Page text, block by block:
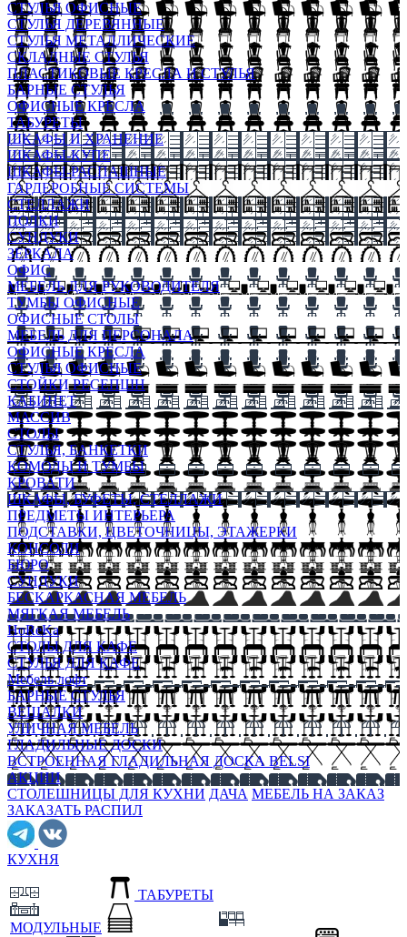
СТУЛЬЯ ОФИСНЫЕ
СТУЛЬЯ ДЕРЕВЯННЫЕ
СТУЛЬЯ МЕТАЛЛИЧЕСКИЕ
СКЛАДНЫЕ СТУЛЬЯ
ПЛАСТИКОВЫЕ КРЕСЛА И СТУЛЬЯ
БАРНЫЕ СТУЛЬЯ
ОФИСНЫЕ КРЕСЛА
ТАБУРЕТЫ
ШКАФЫ И ХРАНЕНИЕ
ШКАФЫ-КУПЕ
ШКАФЫ-РАСПАШНЫЕ
ГАРДЕРОБНЫЕ СИСТЕМЫ
СТЕЛЛАЖИ
ПОЛКИ
СУНДУКИ
ЗЕРКАЛА
ОФИС
МЕБЕЛЬ ДЛЯ РУКОВОДИТЕЛЯ
ТУМБЫ ОФИСНЫЕ
ОФИСНЫЕ СТОЛЫ
МЕБЕЛЬ ДЛЯ ПЕРСОНАЛА
ОФИСНЫЕ КРЕСЛА
СТУЛЬЯ ОФИСНЫЕ
СТОЙКИ РЕСЕПШН
КАБИНЕТ
МАССИВ
СТОЛЫ
СТУЛЬЯ, БАНКЕТКИ
КОМОДЫ И ТУМБЫ
КРОВАТИ
ШКАФЫ, БУФЕТЫ, СТЕЛЛАЖИ
ПРЕДМЕТЫ ИНТЕРЬЕРА
ПОДСТАВКИ, ЦВЕТОЧНИЦЫ, ЭТАЖЕРКИ
КОНСОЛИ
БЮРО
СУНДУКИ
БЕСКАРКАСНАЯ МЕБЕЛЬ
МЯГКАЯ МЕБЕЛЬ
HoReKa
СТОЛЫ ДЛЯ КАФЕ
СТУЛЬЯ ДЛЯ КАФЕ
Мебель лофт
БАРНЫЕ СТУЛЬЯ
ВЕШАЛКИ
УЛИЧНАЯ МЕБЕЛЬ
ГЛАДИЛЬНЫЕ ДОСКИ
ВСТРОЕННАЯ ГЛАДИЛЬНАЯ ДОСКА BELSI
АКЦИИ
СТОЛЕШНИЦЫ ДЛЯ КУХНИ ДАЧА МЕБЕЛЬ НА ЗАКАЗ
ЗАКАЗАТЬ РАСПИЛ
КУХНЯ
МОДУЛЬНЫЕ
ТАБУРЕТЫ